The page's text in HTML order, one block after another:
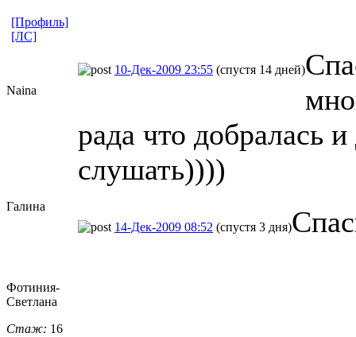
[Профиль]
[ЛС]
Naina
10-Дек-2009 23:55 (спустя 14 дней)
рада что добралась
слушать))))
Галина
14-Дек-2009 08:52 (спустя 3 дня)
Фотиния-
Свет​лана
Стаж: 16